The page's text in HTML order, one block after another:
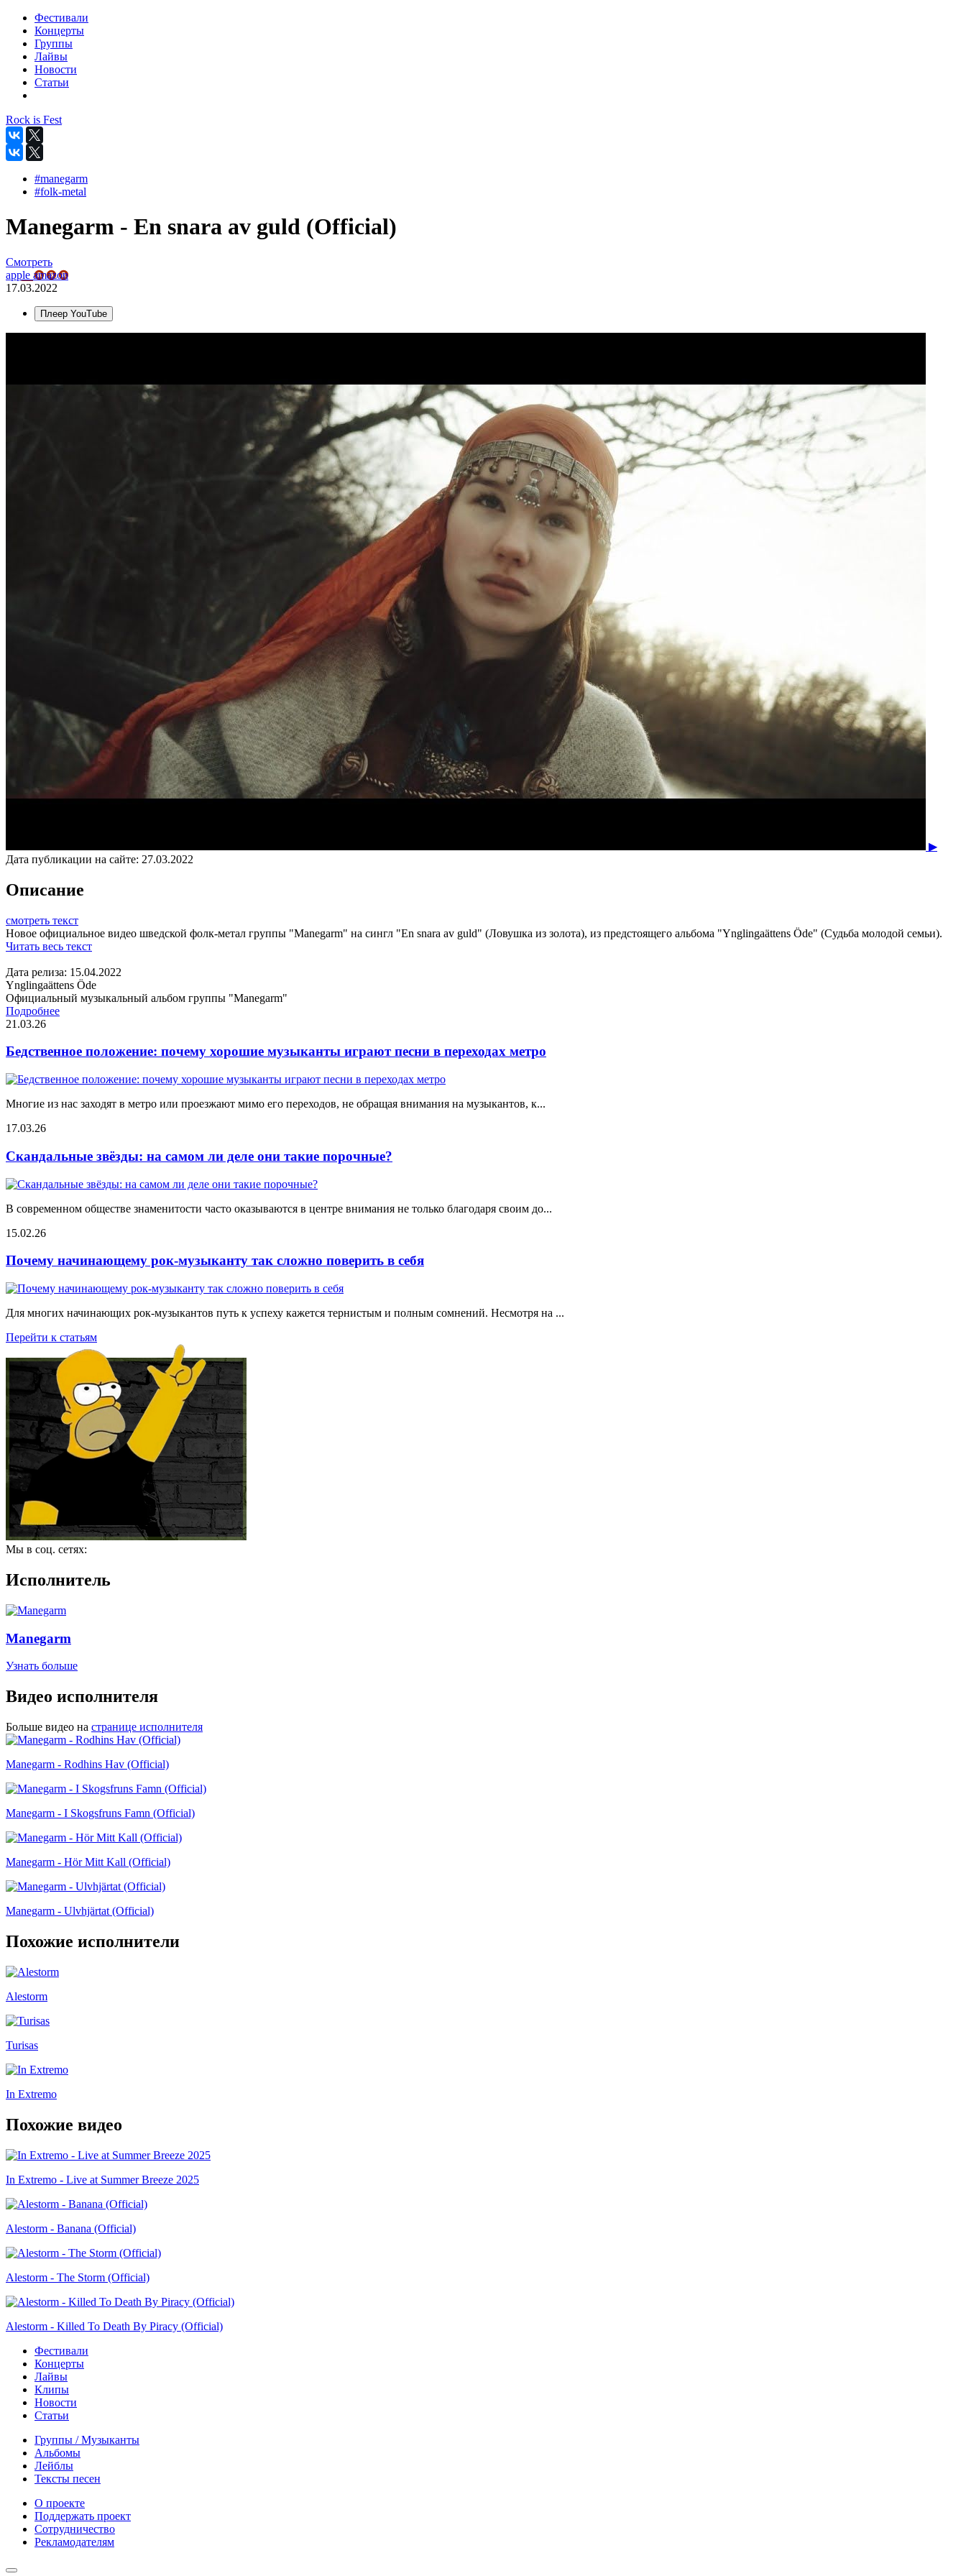
Фестивали
Концерты
Группы
Лайвы
Новости
Статьи
Rock is Fest
#manegarm
#folk-metal
Manegarm - En snara av guld (Official)
Смотреть
apple amazon
17.03.2022
Плеер YouTube
▶
Дата публикации на сайте: 27.03.2022
Описание
смотреть текст
Новое официальное видео шведской фолк-метал группы "Manegarm" на сингл "En snara av guld" (Ловушка из золота), из предстоящего альбома "Ynglingaättens Öde" (Судьба молодой семьи).
Читать весь текст
Дата релиза: 15.04.2022
Ynglingaättens Öde
Официальный музыкальный альбом группы "Manegarm"
Подробнее
21.03.26
Бедственное положение: почему хорошие музыканты играют песни в переходах метро
Многие из нас заходят в метро или проезжают мимо его переходов, не обращая внимания на музыкантов, к...
17.03.26
Скандальные звёзды: на самом ли деле они такие порочные?
В современном обществе знаменитости часто оказываются в центре внимания не только благодаря своим до...
15.02.26
Почему начинающему рок-музыканту так сложно поверить в себя
Для многих начинающих рок-музыкантов путь к успеху кажется тернистым и полным сомнений. Несмотря на ...
Перейти к статьям
Мы в соц. сетях:
Исполнитель
Manegarm
Узнать больше
Видео исполнителя
Больше видео на странице исполнителя
Manegarm - Rodhins Hav (Official)
Manegarm - I Skogsfruns Famn (Official)
Manegarm - Hör Mitt Kall (Official)
Manegarm - Ulvhjärtat (Official)
Похожие исполнители
Alestorm
Turisas
In Extremo
Похожие видео
In Extremo - Live at Summer Breeze 2025
Alestorm - Banana (Official)
Alestorm - The Storm (Official)
Alestorm - Killed To Death By Piracy (Official)
Фестивали
Концерты
Лайвы
Клипы
Новости
Статьи
Группы / Музыканты
Альбомы
Лейблы
Тексты песен
О проекте
Поддержать проект
Сотрудничество
Рекламодателям